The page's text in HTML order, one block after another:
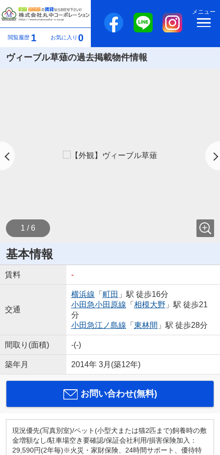
閲覧履歴 1 お気に入り 0
メニュー
ヴィーブル草薙の過去掲載物件情報
1 / 6
基本情報
賃料 -
交通
横浜線 「 町田 」駅 徒歩16分
小田急小田原線 「 相模大野 」駅 徒歩21
分
小田急江ノ島線 「 東林間 」駅 徒歩28分
間取り(面積) -(-)
築年月 2014年 3月(築12年)
お問い合わせ(無料)
現況優先(写真別室)/ペット(小型犬または猫2匹まで)飼養時の敷
金増額なし/駐車場空き要確認/保証会社利用/損害保険加入：
29,590円(2年毎)※火災・家財保険、24時間サポート、優待特